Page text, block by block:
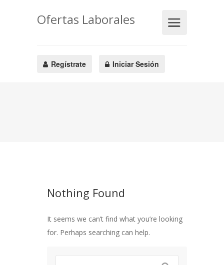
Ofertas Laborales
Regístrate Iniciar Sesión
Nothing Found
It seems we can’t find what you’re looking
for. Perhaps searching can help.